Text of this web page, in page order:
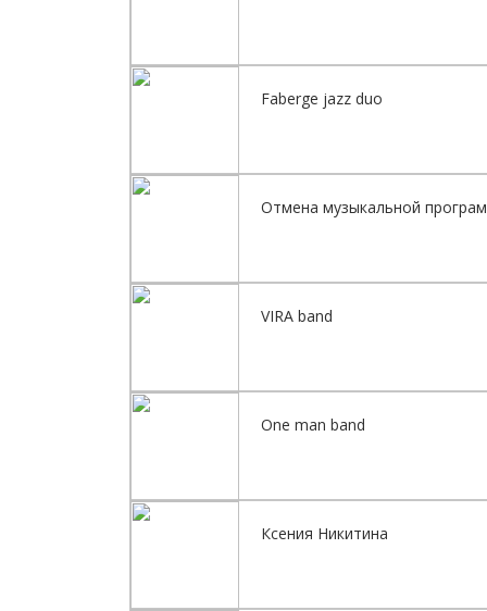
Faberge jazz duo
Отмена музыкальной
VIRA band
One man band
Ксения Никитина